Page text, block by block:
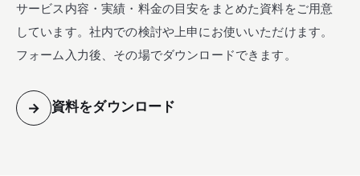
サービス内容・実績・料金の目安をまとめた資料をご用意
しています。社内での検討や上申にお使いいただけます。
フォーム入力後、その場でダウンロードできます。
→ 資料をダウンロード